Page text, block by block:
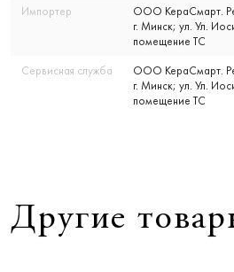
Импортер
ООО КераСмарт.
г. Минск; ул. Ул.
помещение ТС
Сервисная служба
ООО КераСмарт.
г. Минск; ул. Ул.
помещение ТС
Другие